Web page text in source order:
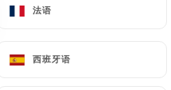
法语
西班牙语
法语
西班牙语